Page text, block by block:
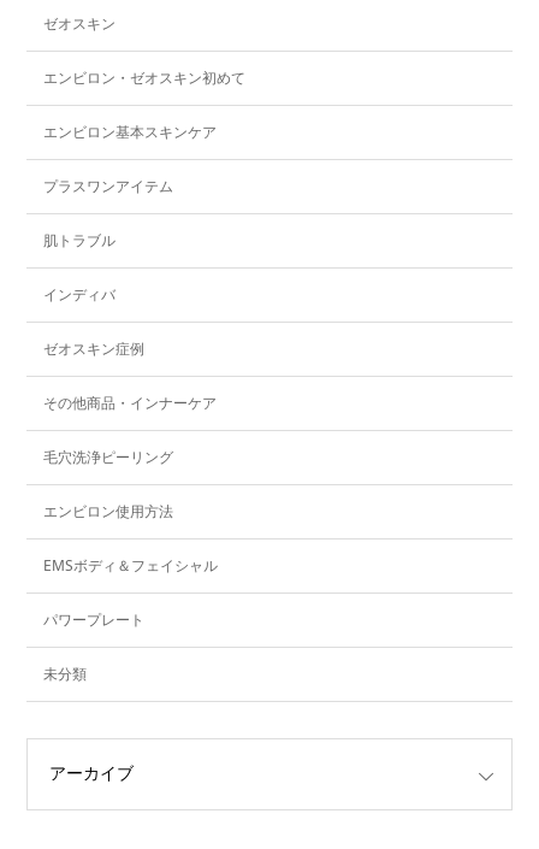
ゼオスキン
エンビロン・ゼオスキン初めて
エンビロン基本スキンケア
プラスワンアイテム
肌トラブル
インディバ
ゼオスキン症例
その他商品・インナーケア
毛穴洗浄ピーリング
エンビロン使用方法
EMSボディ＆フェイシャル
パワープレート
未分類